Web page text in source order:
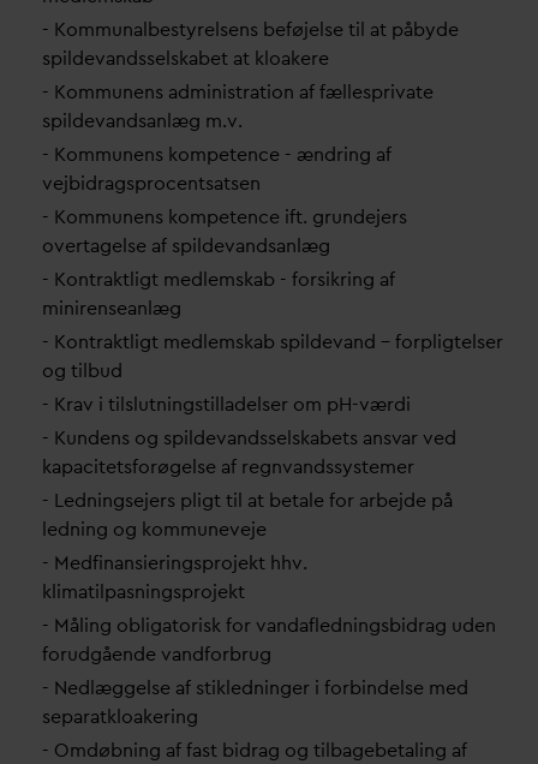
- Kommunalbestyrelsens beføjelse til at påbyde
spildevandsselskabet at kloakere
- Kommunens administration af fællesprivate
spildevandsanlæg m.v.
- Kommunens kompetence - ændring af
vejbidragsprocentsatsen
- Kommunens kompetence ift. grundejers
overtagelse af spildevandsanlæg
- Kontraktligt medlemskab - forsikring af
minirenseanlæg
- Kontraktligt medlemskab spildevand – forpligtelser
og tilbud
- Krav i tilslutningstilladelser om pH-værdi
- Kundens og spildevandsselskabets ansvar ved
kapacitetsforøgelse af regnvandssystemer
- Ledningsejers pligt til at betale for arbejde på
ledning og kommuneveje
- Medfinansieringsprojekt hhv.
klimatilpasningsprojekt
- Måling obligatorisk for vandafledningsbidrag uden
forudgående vandforbrug
- Nedlæggelse af stikledninger i forbindelse med
separatkloakering
- Omdøbning af fast bidrag og tilbagebetaling af